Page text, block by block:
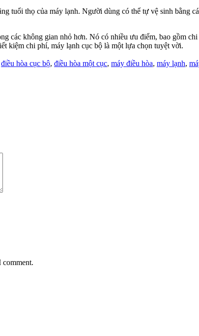
tuổi thọ của máy lạnh. Người dùng có thể tự vệ sinh bằng
các không gian nhỏ hơn. Nó có nhiều ưu điểm, bao gồm
kiệm chi phí, máy lạnh cục bộ là một lựa chọn tuyệt vời.
điều hòa cục bộ, điều hòa một cục, máy điều hòa, máy lạnh,
comment.